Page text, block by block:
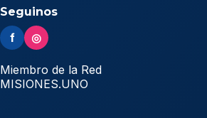
Seguinos
f ◎
Miembro de la Red
MISIONES.UNO